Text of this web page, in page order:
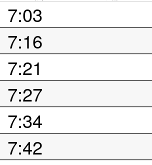
7:03
7:16
7:21
7:27
7:34
7:42